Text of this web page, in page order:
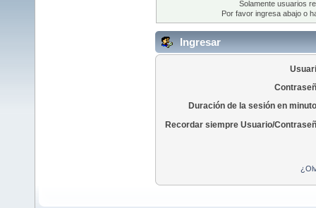
Solamente usuarios
Por favor ingresa abajo o
Ingresar
Duración de la sesión en
Recordar siempre Usuario/